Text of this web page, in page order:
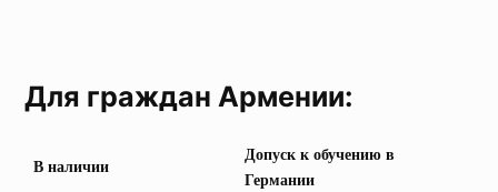
Для граждан Армении:
В наличии
Допуск к обучению в
Германии